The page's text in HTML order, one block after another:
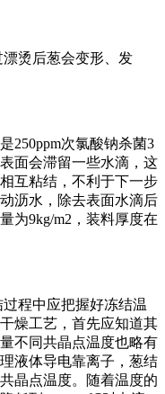
烫后葱会变形、发
250ppm次氯酸钠杀菌3
面会滞留一些水滴，这
互粘结，不利于下一步
沥水，除去表面水滴后
为9kg/m2，装料厚度在
程中应把握好冻结温
燥工艺，首先应知道其
不同共晶点温度也略有
液体导电靠离子，葱结
晶点温度。随着温度的